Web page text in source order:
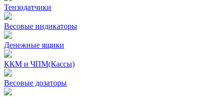
Тензодатчики
Весовые индикаторы
Денежные ящики
ККМ и ЧПМ(Кассы)
Весовые дозаторы